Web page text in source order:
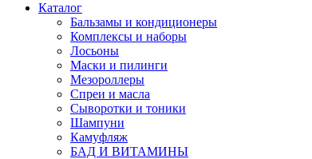
Каталог
Бальзамы и кондиционеры
Комплексы и наборы
Лосьоны
Маски и пилинги
Мезороллеры
Спреи и масла
Сыворотки и тоники
Шампуни
Камуфляж
БАД И ВИТАМИНЫ